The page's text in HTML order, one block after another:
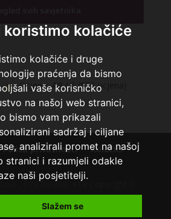
koristimo kolačiće
kolačiće i druge
praćenja da bismo
vaše korisničko
na našoj web stranici,
bismo vam prikazali
sadržaj i ciljane
analizirali promet na našoj
stranici i razumjeli odakle
naši posjetitelji.
Slažem se
tel: 064/600-600
- mob:1,12€ min
/ Kod 02
savjetnik je slobodan
vidovitost, ljubavna predviđanja
- mob:1,12€ min
Ocjena: 4.8 / 5 (552 ocjena)
Polica privatnosti Kolačići
072700700, +18 Copyright Ⓒ
| Usluge smiju koristiti osobe
od +18 godina.